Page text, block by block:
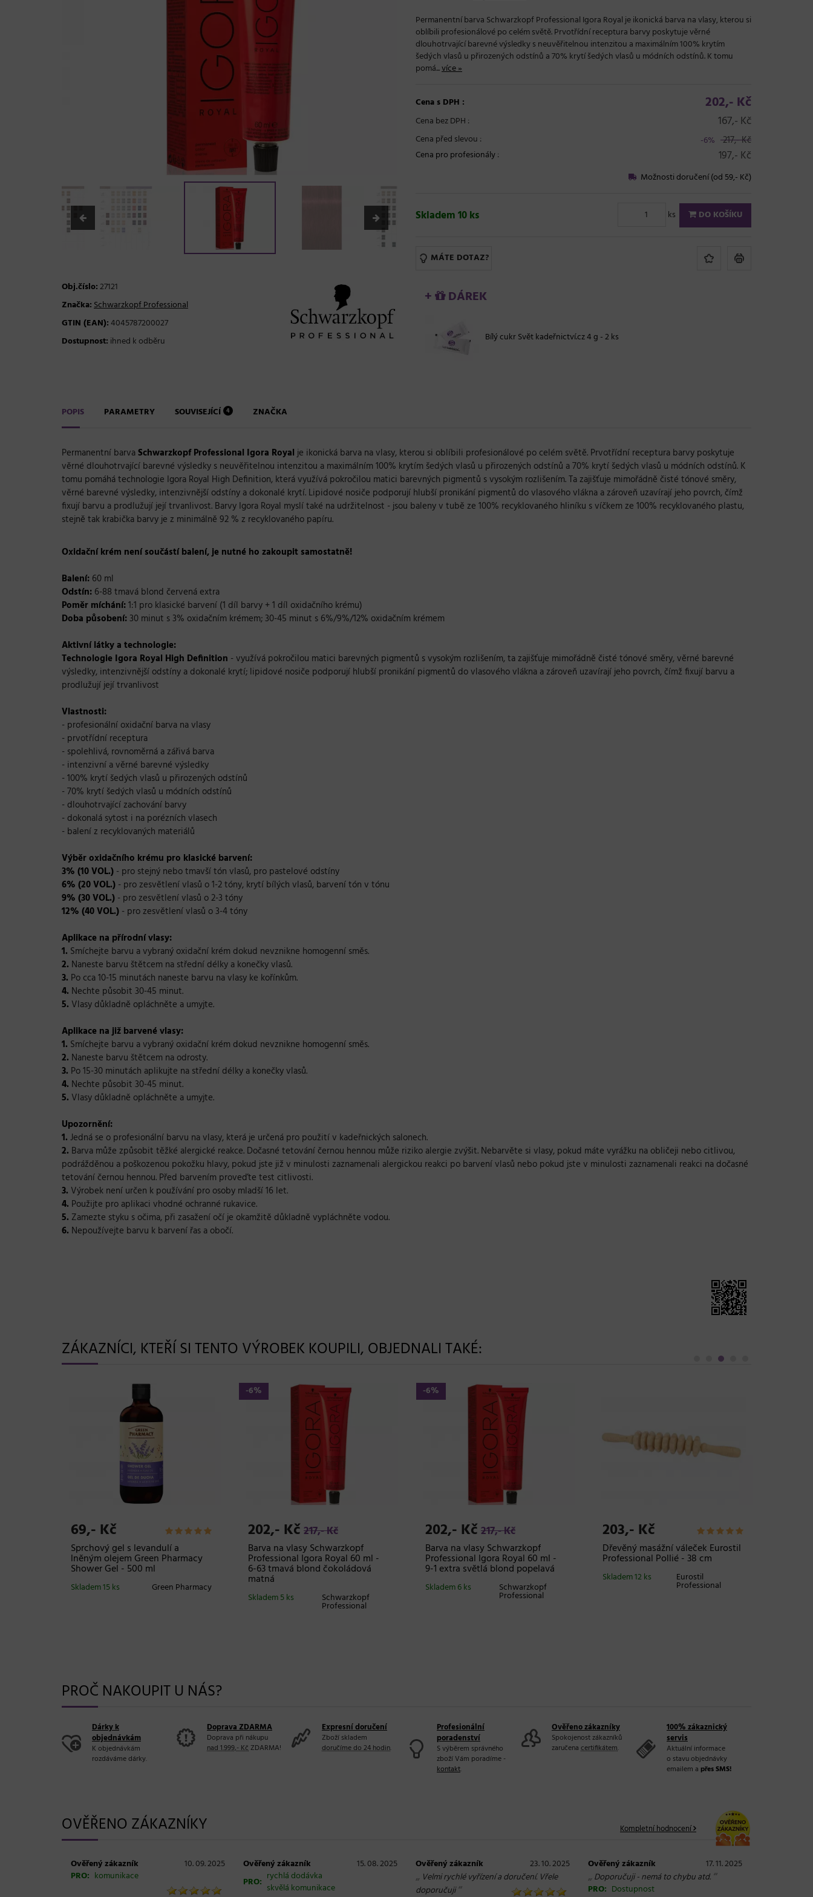
Obj.číslo:27121
Značka:Schwarzkopf Professional
GTIN (EAN):4045787200027
Dostupnost: ihned k odběru
Permanentní barva Schwarzkopf Professional Igora Royal je ikonická barva na vlasy, kterou si
oblíbili profesionálové po celém světě. Prvotřídní receptura barvy poskytuje věrné
dlouhotrvající barevné výsledky s neuvěřitelnou intenzitou a maximálním 100% krytím
šedých vlasů u přirozených odstínů a 70% krytí šedých vlasů u módních odstínů. K tomu
pomá...více »
Cena s DPH : 202,- Kč
Cena bez DPH : 167,- Kč
Cena před slevou : -6% 217,- Kč
Cena pro profesionály: 197,- Kč
Možnosti doručení (od 59,- Kč)
Skladem 10 ks ks DO KOŠÍKU
MÁTE DOTAZ?
+ DÁREK
Bílý cukr Svět kadeřnictví.cz 4 g - 2 ks
POPIS PARAMETRY SOUVISEJÍCÍ 4 ZNAČKA
Permanentní barvaSchwarzkopf Professional Igora Royal je ikonická barva na vlasy, kterou si oblíbili profesionálové po celém světě. Prvotřídní receptura barvy poskytuje
věrné dlouhotrvající barevné výsledky s neuvěřitelnou intenzitou a maximálním 100% krytím šedých vlasů u přirozených odstínů a 70% krytí šedých vlasů u módních odstínů. K
tomu pomáhá technologie Igora Royal High Definition, kterávyužívá pokročilou matici barevných pigmentů s vysokým rozlišením. Ta zajišťuje mimořádně čisté tónové směry,
věrné barevné výsledky, intenzivnější odstíny a dokonalé krytí. Lipidové nosiče podporují hlubší pronikání pigmentů do vlasového vlákna a zároveň uzavírají jeho povrch, čímž
fixují barvu a prodlužují její trvanlivost. Barvy Igora Royal myslí také na udržitelnost - jsou baleny v tubě ze 100% recyklovaného hliníku s víčkem ze 100% recyklovaného plastu,
stejně tak krabička barvy je z minimálně 92 % z recyklovaného papíru.
Oxidační krém není součástí balení, je nutné ho zakoupit samostatně!
Balení: 60 ml
Odstín: 6-88 tmavá blond červená extra
Poměr míchání:1:1 pro klasické barvení (1 díl barvy + 1 díl oxidačního krému)
Doba působení: 30 minut s 3% oxidačním krémem; 30-45 minut s 6%/9%/12% oxidačním krémem
Aktivní látky a technologie:
Technologie Igora Royal High Definition - využívá pokročilou matici barevných pigmentů s vysokým rozlišením, ta zajišťuje mimořádně čisté tónové směry, věrné barevné
výsledky, intenzivnější odstíny a dokonalé krytí; lipidové nosiče podporují hlubší pronikání pigmentů do vlasového vlákna a zároveň uzavírají jeho povrch, čímž fixují barvu a
prodlužují její trvanlivost
Vlastnosti:
- profesionální oxidační barva na vlasy
- prvotřídní receptura
- spolehlivá, rovnoměrná a zářivá barva
- intenzivní a věrné barevné výsledky
- 100% krytí šedých vlasů u přirozených odstínů
- 70% krytí šedých vlasů u módních odstínů
- dlouhotrvající zachování barvy
- dokonalá sytost i na porézních vlasech
- balení z recyklovaných materiálů
Výběr oxidačního krému pro klasické barvení:
3% (10 VOL.) - pro stejný nebo tmavší tón vlasů, pro pastelové odstíny
6% (20 VOL.) - pro zesvětlení vlasů o 1-2 tóny, krytí bílých vlasů, barvení tón v tónu
9% (30 VOL.) - pro zesvětlení vlasů o 2-3 tóny
12% (40 VOL.) - pro zesvětlení vlasů o 3-4 tóny
Aplikace na přírodní vlasy:
1. Smíchejte barvu a vybraný oxidační krém dokud nevznikne homogenní směs.
2. Naneste barvu štětcem na střední délky a konečky vlasů.
3. Po cca 10-15 minutách naneste barvu na vlasy ke kořínkům.
4. Nechte působit 30-45 minut.
5. Vlasy důkladně opláchněte a umyjte.
Aplikace na již barvené vlasy:
1. Smíchejte barvu a vybraný oxidační krém dokud nevznikne homogenní směs.
2. Naneste barvu štětcem na odrosty.
3. Po 15-30 minutách aplikujte na střední délky a konečky vlasů.
4. Nechte působit 30-45 minut.
5. Vlasy důkladně opláchněte a umyjte.
Upozornění:
1. Jedná se o profesionální barvu na vlasy, která je určená pro použití v kadeřnických salonech.
2. Barva může způsobit těžké alergické reakce. Dočasné tetování černou hennou může riziko alergie zvýšit. Nebarvěte si vlasy, pokud máte vyrážku na obličeji nebo citlivou,
podrážděnou a poškozenou pokožku hlavy, pokud jste již v minulosti zaznamenali alergickou reakci po barvení vlasů nebo pokud jste v minulosti zaznamenali reakci na dočasné
tetování černou hennou. Před barvením proveďte test citlivosti.
3. Výrobek není určen k používání pro osoby mladší 16 let.
4. Použijte pro aplikaci vhodné ochranné rukavice.
5. Zamezte styku s očima, při zasažení očí je okamžitě důkladně vypláchněte vodou.
6. Nepoužívejte barvu k barvení řas a obočí.
ZÁKAZNÍCI, KTEŘÍ SI TENTO VÝROBEK KOUPILI, OBJEDNALI TAKÉ:
69,- Kč
Sprchový gel s levandulí a
lněným olejem Green Pharmacy
Shower Gel - 500 ml
Green Pharmacy
Skladem 15 ks
-6%
202,- Kč 217,- Kč
Barva na vlasy Schwarzkopf
Professional Igora Royal 60 ml -
6-63 tmavá blond čokoládová
matná
Schwarzkopf
Professional
Skladem 5 ks
-6%
202,- Kč 217,- Kč
Barva na vlasy Schwarzkopf
Professional Igora Royal 60 ml -
9-1 extra světlá blond popelavá
Schwarzkopf
Professional
Skladem 6 ks
203,- Kč
Dřevěný masážní váleček Eurostil
Professional Pollié - 38 cm
Eurostil
Professional
Skladem 12 ks
PROČ NAKOUPIT U NÁS?
Dárky k
objednávkám
K objednávkám
rozdáváme dárky.
Doprava ZDARMA
Doprava při nákupu
nad 1.999,- KčZDARMA!
Expresní doručení
Zboží skladem
doručíme do 24 hodin.
Profesionální
poradenství
S výběrem správného
zboží Vám poradíme -
kontakt.
Ověřeno zákazníky
Spokojenost zákazníků
zaručena certifikátem.
100% zákaznický
servis
Aktuální informace
o stavu objednávky
emailem a přes SMS!
OVĚŘENO ZÁKAZNÍKY Kompletní hodnocení
Ověřený zákazník
10. 09. 2025
PRO: komunikace
Ověřený zákazník
15. 08. 2025
PRO: rychlá dodávka
skvělá komunikace
Ověřený zákazník 23. 10. 2025
„ Velmi rychlé vyřízení a doručení. Vřele
doporučuji“
Ověřený zákazník 17. 11. 2025
„ Doporučuji - nemá to chybu atd. “
PRO: Dostupnost